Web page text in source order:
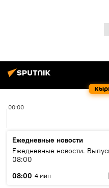
00:00
Ежедневные новости
Ежедневные новости.
08:00
08:00 4 мин